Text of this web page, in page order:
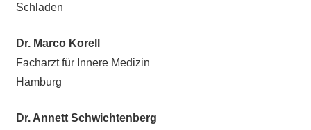
Schladen
Dr. Marco Korell
Facharzt für Innere Medizin
Hamburg
Dr. Annett Schwichtenberg